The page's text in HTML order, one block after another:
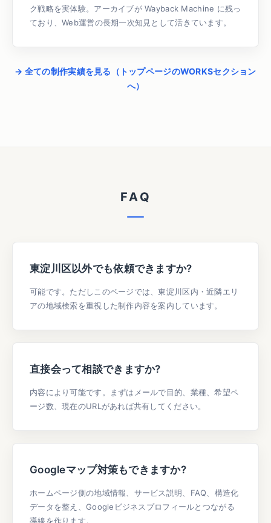
ク戦略を実体験。アーカイブが Wayback Machine に残っ
ており、Web運営の長期一次知見として活きています。
→ 全ての制作実績を見る（トップページのWORKSセクション
へ）
FAQ
東淀川区以外でも依頼できますか?
可能です。ただしこのページでは、東淀川区内・近隣エリ
アの地域検索を重視した制作内容を案内しています。
直接会って相談できますか?
内容により可能です。まずはメールで目的、業種、希望ペ
ージ数、現在のURLがあれば共有してください。
Googleマップ対策もできますか?
ホームページ側の地域情報、サービス説明、FAQ、構造化
データを整え、Googleビジネスプロフィールとつながる
導線を作ります。